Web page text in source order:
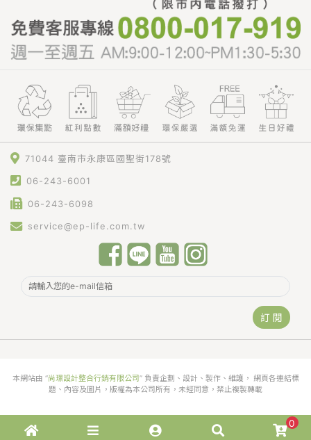
0
71044 臺南市永康區國聖街178號
06-243-6001
06-243-6098
service@ep-life.com.tw
訂 閱
本網站由 “尚璟設計整合行銷有限公司” 負責企劃、設計、製作、維護， 網頁各連結標
題、內容及圖片，版權為本公司所有，未經同意，禁止複製轉載